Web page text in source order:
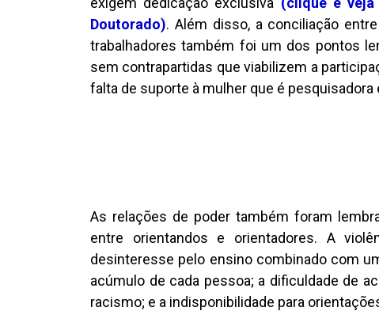
Doutorado). Além disso, a conciliação
trabalhadores também foi um dos pontos
sem contrapartidas que viabilizem a
falta de suporte à mulher que é
As relações de poder também foram
entre orientandos e orientadores. A
desinteresse pelo ensino combinado com
acúmulo de cada pessoa; a dificuldade de
racismo; e a indisponibilidade para